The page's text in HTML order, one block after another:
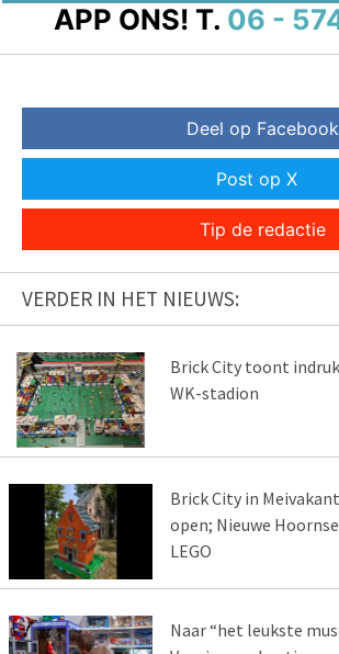
APP ONS! T. 06 -
Deel op Facebook
Post op X
Tip de redactie
VERDER IN HET NIEUWS:
Brick City toont
WK-stadion
Brick City in
open; Nieuwe
LEGO
Naar “het leukste